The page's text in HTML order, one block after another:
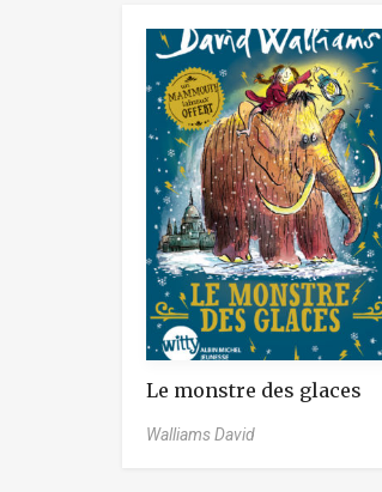
Le monstre des glaces
Walliams David